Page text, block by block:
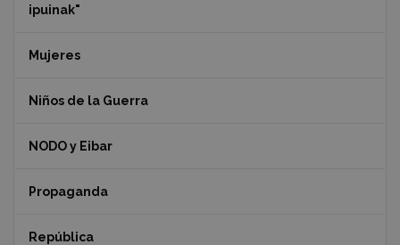
ipuinak"
Mujeres
Niños de la Guerra
NODO y Eibar
Propaganda
República